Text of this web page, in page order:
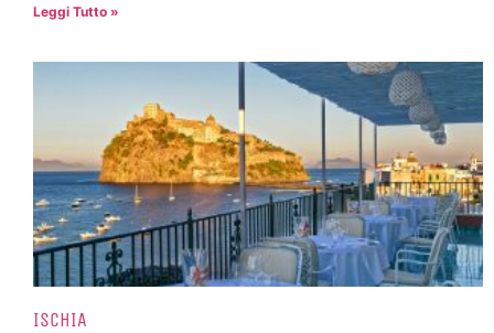
Leggi Tutto »
ISCHIA